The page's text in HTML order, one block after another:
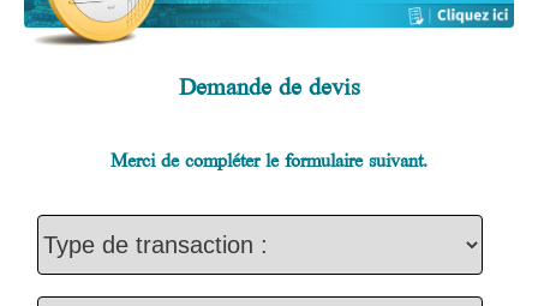
Demande de devis
Merci de compléter le formulaire suivant.